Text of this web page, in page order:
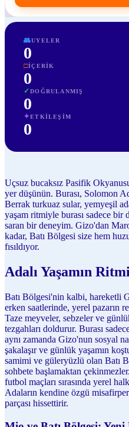
👥UYELER
0
□İÇERIK
0
✓DOĞRULANMIŞ
0
✦ETKILEŞIM
0
Uçsuz bucaksız Pasifik
yer düşünün. Burası, Solomon
Berrak turkuaz sular, yemyeşil
yaşam ritmiyle burası sadece bir
saran bir deneyim. Gizo'dan
kadar, Batı Bölgesi size hem
fısıldıyor.
Adalı Yaşamın
Batı Bölgesi'nin kalbi, hareketli
erken saatlerinde, yerel pazarın
Taze meyveler, sebzeler ve
tezgahları doldurur. Burası
aynı zamanda Gizo'nun sosyal
şakalaşır ve günlük yaşamın
samimi ve güleryüzlü olan Batı
sohbete başlamaktan
futbol maçları sırasında yerel
Adaların kendine özgü
parçası hissettirir.